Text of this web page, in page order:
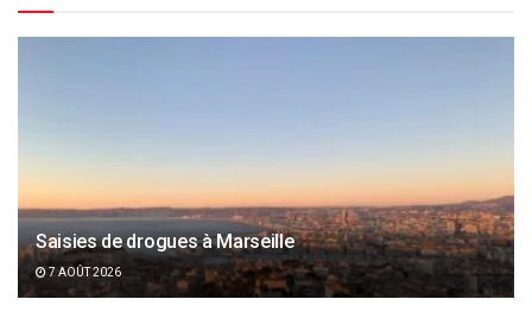
Saisies de drogues à Marseille
7 AOÛT 2026